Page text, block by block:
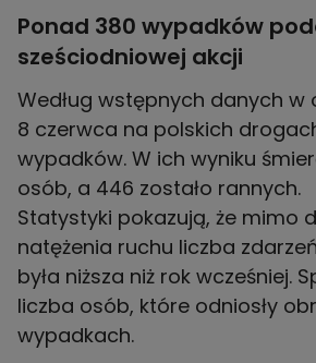
Ponad 380 wypadków
sześciodniowej akcji
Według wstępnych danych w
8 czerwca na polskich
wypadków. W ich wyniku
osób, a 446 zostało rannych.
Statystyki pokazują, że mimo
natężenia ruchu liczba
była niższa niż rok wcześniej.
liczba osób, które odniosły
wypadkach.